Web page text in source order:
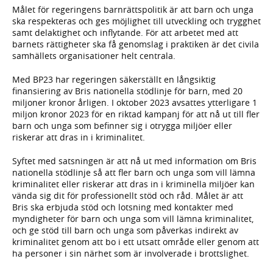
Målet för regeringens barnrättspolitik är att barn och unga
ska respekteras och ges möjlighet till utveckling och trygghet
samt delaktighet och inflytande. För att arbetet med att
barnets rättigheter ska få genomslag i praktiken är det civila
samhällets organisationer helt centrala.
Med BP23 har regeringen säkerställt en långsiktig
finansiering av Bris nationella stödlinje för barn, med 20
miljoner kronor årligen. I oktober 2023 avsattes ytterligare 1
miljon kronor 2023 för en riktad kampanj för att nå ut till fler
barn och unga som befinner sig i otrygga miljöer eller
riskerar att dras in i kriminalitet.
Syftet med satsningen är att nå ut med information om Bris
nationella stödlinje så att fler barn och unga som vill lämna
kriminalitet eller riskerar att dras in i kriminella miljöer kan
vända sig dit för professionellt stöd och råd. Målet är att
Bris ska erbjuda stöd och lotsning med kontakter med
myndigheter för barn och unga som vill lämna kriminalitet,
och ge stöd till barn och unga som påverkas indirekt av
kriminalitet genom att bo i ett utsatt område eller genom att
ha personer i sin närhet som är involverade i brottslighet.